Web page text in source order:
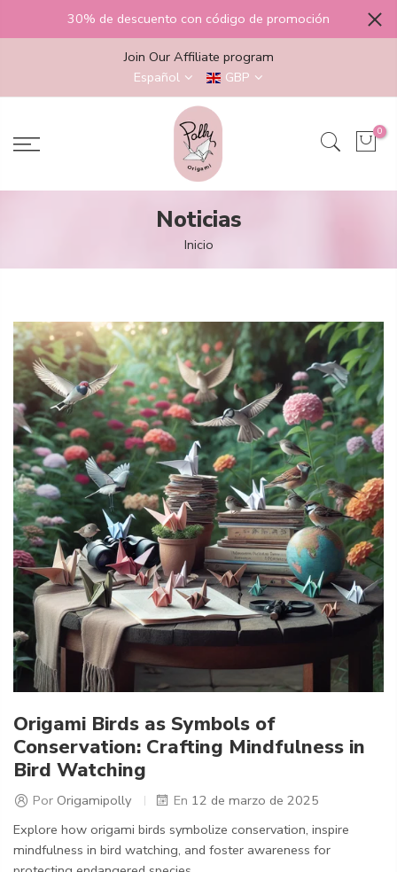
30% de descuento con código de promoción
Join Our Affiliate program
Español
GBP
0
Noticias
Inicio
Origami Birds as Symbols of
Conservation: Crafting Mindfulness in
Bird Watching
Por Origamipolly En 12 de marzo de 2025
Explore how origami birds symbolize conservation, inspire
mindfulness in bird watching, and foster awareness for